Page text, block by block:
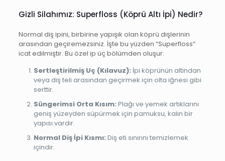
Gizli Silahımız: Superfloss (Köprü Altı İpi) Nedir?
Normal diş ipini, birbirine yapışık olan köprü dişlerinin
arasından geçiremezsiniz. İşte bu yüzden “Superfloss”
icat edilmiştir. Bu özel ip üç bölümden oluşur:
Sertleştirilmiş Uç (Kılavuz): İpi köprünün altından
veya diş teli arasından geçirmek için olta iğnesi gibi
serttir.
Süngerimsi Orta Kısım: Plağı ve yemek artıklarını
geniş yüzeyden süpürmek için pamuksu, kalın bir
yapısı vardır.
Normal Diş İpi Kısmı: Diş eti sınırını temizlemek
içindir.